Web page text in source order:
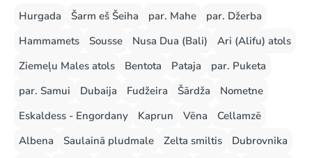
Hurgada Šarm eš Šeiha par. Mahe
par. Džerba
Hammamets
Sousse Nusa Dua (Bali)
Ari (Alifu) atols
Ziemeļu Males atols
Bentota Pataja
par. Puketa
par. Samui
Dubaija Fudžeira Šārdža
Nometne
Eskaldess - Engordany
Kaprun Vēna
Cellamzē
Albena
Saulainā pludmale Zelta smiltis
Dubrovnika